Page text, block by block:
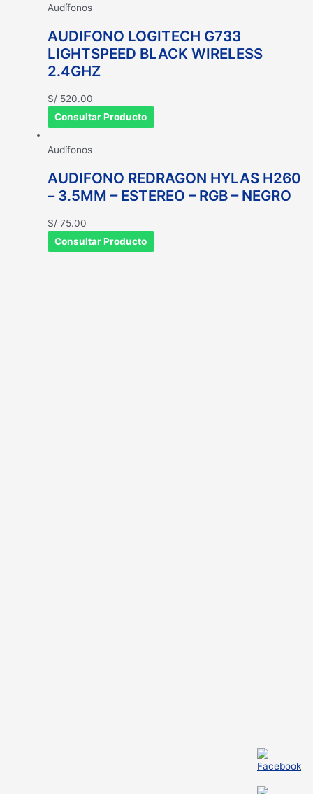
Audífonos
AUDIFONO LOGITECH G733
LIGHTSPEED BLACK WIRELESS
2.4GHZ
S/ 520.00
Consultar Producto
Audífonos
AUDIFONO REDRAGON HYLAS H260
– 3.5MM – ESTEREO – RGB – NEGRO
S/ 75.00
Consultar Producto